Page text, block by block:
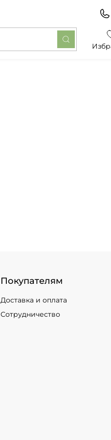
Покупателям
Доставка и оплата
Сотрудничество